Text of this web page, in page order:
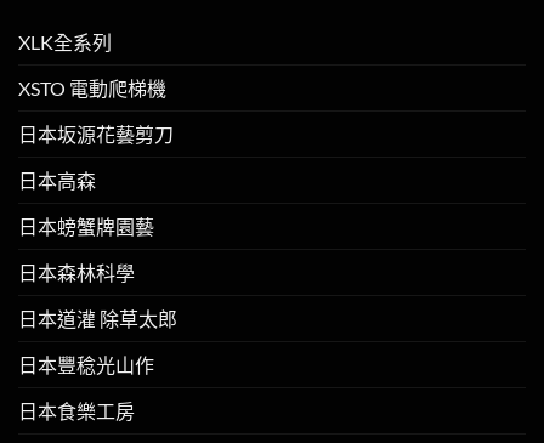
XLK全系列
XSTO 電動爬梯機
日本坂源花藝剪刀
日本高森
日本螃蟹牌園藝
日本森林科學
日本道灌 除草太郎
日本豐稔光山作
日本食樂工房